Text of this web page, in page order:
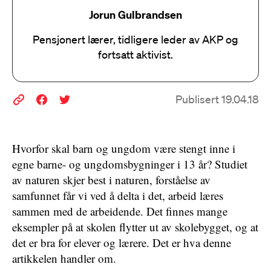
Jorun Gulbrandsen
Pensjonert lærer, tidligere leder av AKP og
fortsatt aktivist.
Publisert 19.04.18
Hvorfor skal barn og ungdom være stengt inne i
egne barne- og ungdomsbygninger i 13 år? Studiet
av naturen skjer best i naturen, forståelse av
samfunnet får vi ved å delta i det, arbeid læres
sammen med de arbeidende. Det finnes mange
eksempler på at skolen flytter ut av skolebygget, og at
det er bra for elever og lærere. Det er hva denne
artikkelen handler om.